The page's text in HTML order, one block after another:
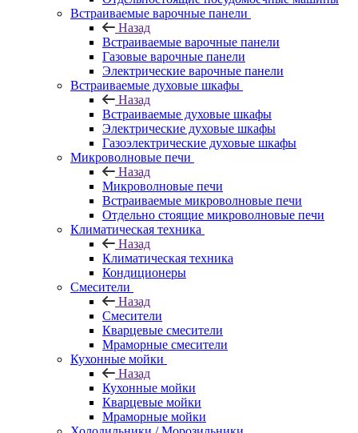
Встраиваемые варочные панели
Назад
Встраиваемые варочные панели
Газовые варочные панели
Электрические варочные панели
Встраиваемые духовые шкафы
Назад
Встраиваемые духовые шкафы
Электрические духовые шкафы
Газоэлектрические духовые шкафы
Микроволновые печи
Назад
Микроволновые печи
Встраиваемые микроволновые печи
Отдельно стоящие микроволновые печи
Климатическая техника
Назад
Климатическая техника
Кондиционеры
Смесители
Назад
Смесители
Кварцевые смесители
Мраморные смесители
Кухонные мойки
Назад
Кухонные мойки
Кварцевые мойки
Мраморные мойки